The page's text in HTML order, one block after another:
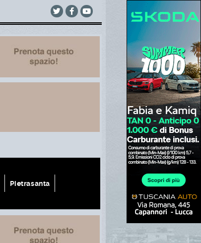
Pietrasanta